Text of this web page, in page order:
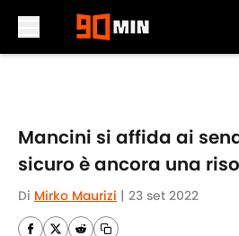
Mancini si affida ai
sicuro è ancora una
Di Mirko Maurizi | 23 set 2022